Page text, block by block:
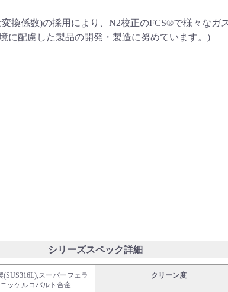
換係数)の採用により、N2校正のFCS®で様々なガ
に配慮した製品の開発・製造に努めています。)
シリーズスペック詳細
(SUS316L),スーパーフェラ
ッケルコバルト合金
クリーン度